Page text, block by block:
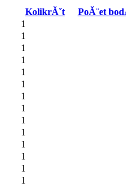
KolikrĂˇt
PoĂ¨et
1
1
1
1
1
1
1
1
1
1
1
1
1
1